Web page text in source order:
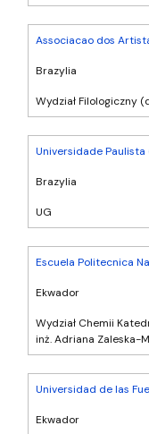
Associacao dos
Brazylia
Wydział Filologiczny
Universidade Paulista
Brazylia
UG
Escuela Politecnica
Ekwador
Wydział Chemii
inż. Adriana Zaleska-
Universidad de las
Ekwador